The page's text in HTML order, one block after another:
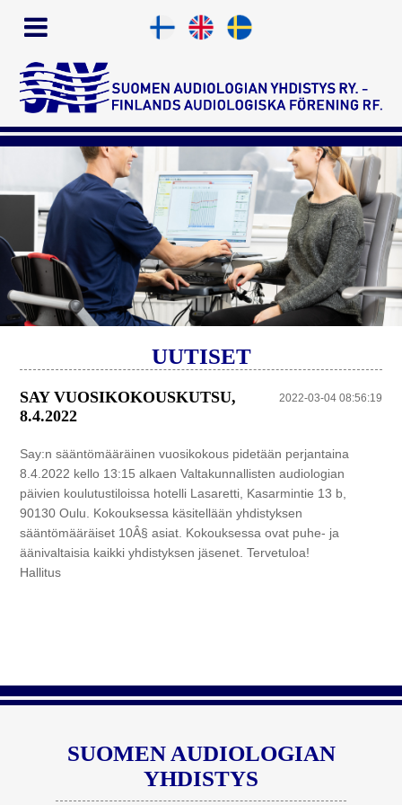
UUTISET
2022-03-04 08:56:19
SAY VUOSIKOKOUSKUTSU,
8.4.2022
Say:n sääntömääräinen vuosikokous pidetään perjantaina
8.4.2022 kello 13:15 alkaen Valtakunnallisten audiologian
päivien koulutustiloissa hotelli Lasaretti, Kasarmintie 13 b,
90130 Oulu. Kokouksessa käsitellään yhdistyksen
sääntömääräiset 10Â§ asiat. Kokouksessa ovat puhe- ja
äänivaltaisia kaikki yhdistyksen jäsenet. Tervetuloa!
Hallitus
SUOMEN AUDIOLOGIAN
YHDISTYS